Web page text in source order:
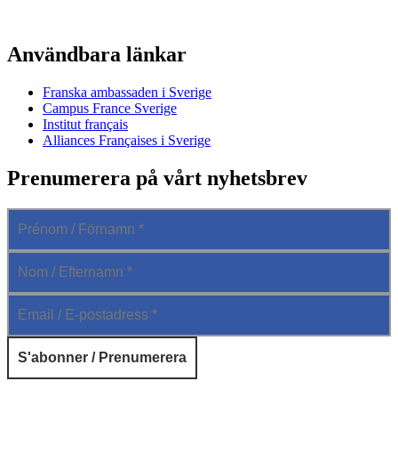
Användbara länkar
Franska ambassaden i Sverige
Campus France Sverige
Institut français
Alliances Françaises i Sverige
Prenumerera på vårt nyhetsbrev